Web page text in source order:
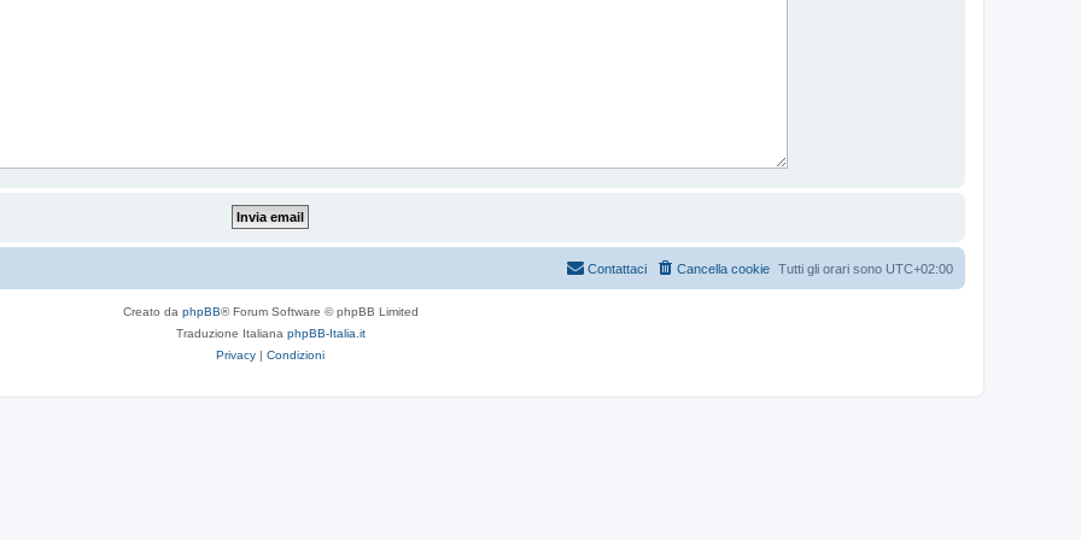
Tutti gli orari sono UTC+02:00
Cancella cookie
Contattaci
Creato da phpBB® Forum Software © phpBB Limited
Traduzione Italiana phpBB-Italia.it
Privacy | Condizioni